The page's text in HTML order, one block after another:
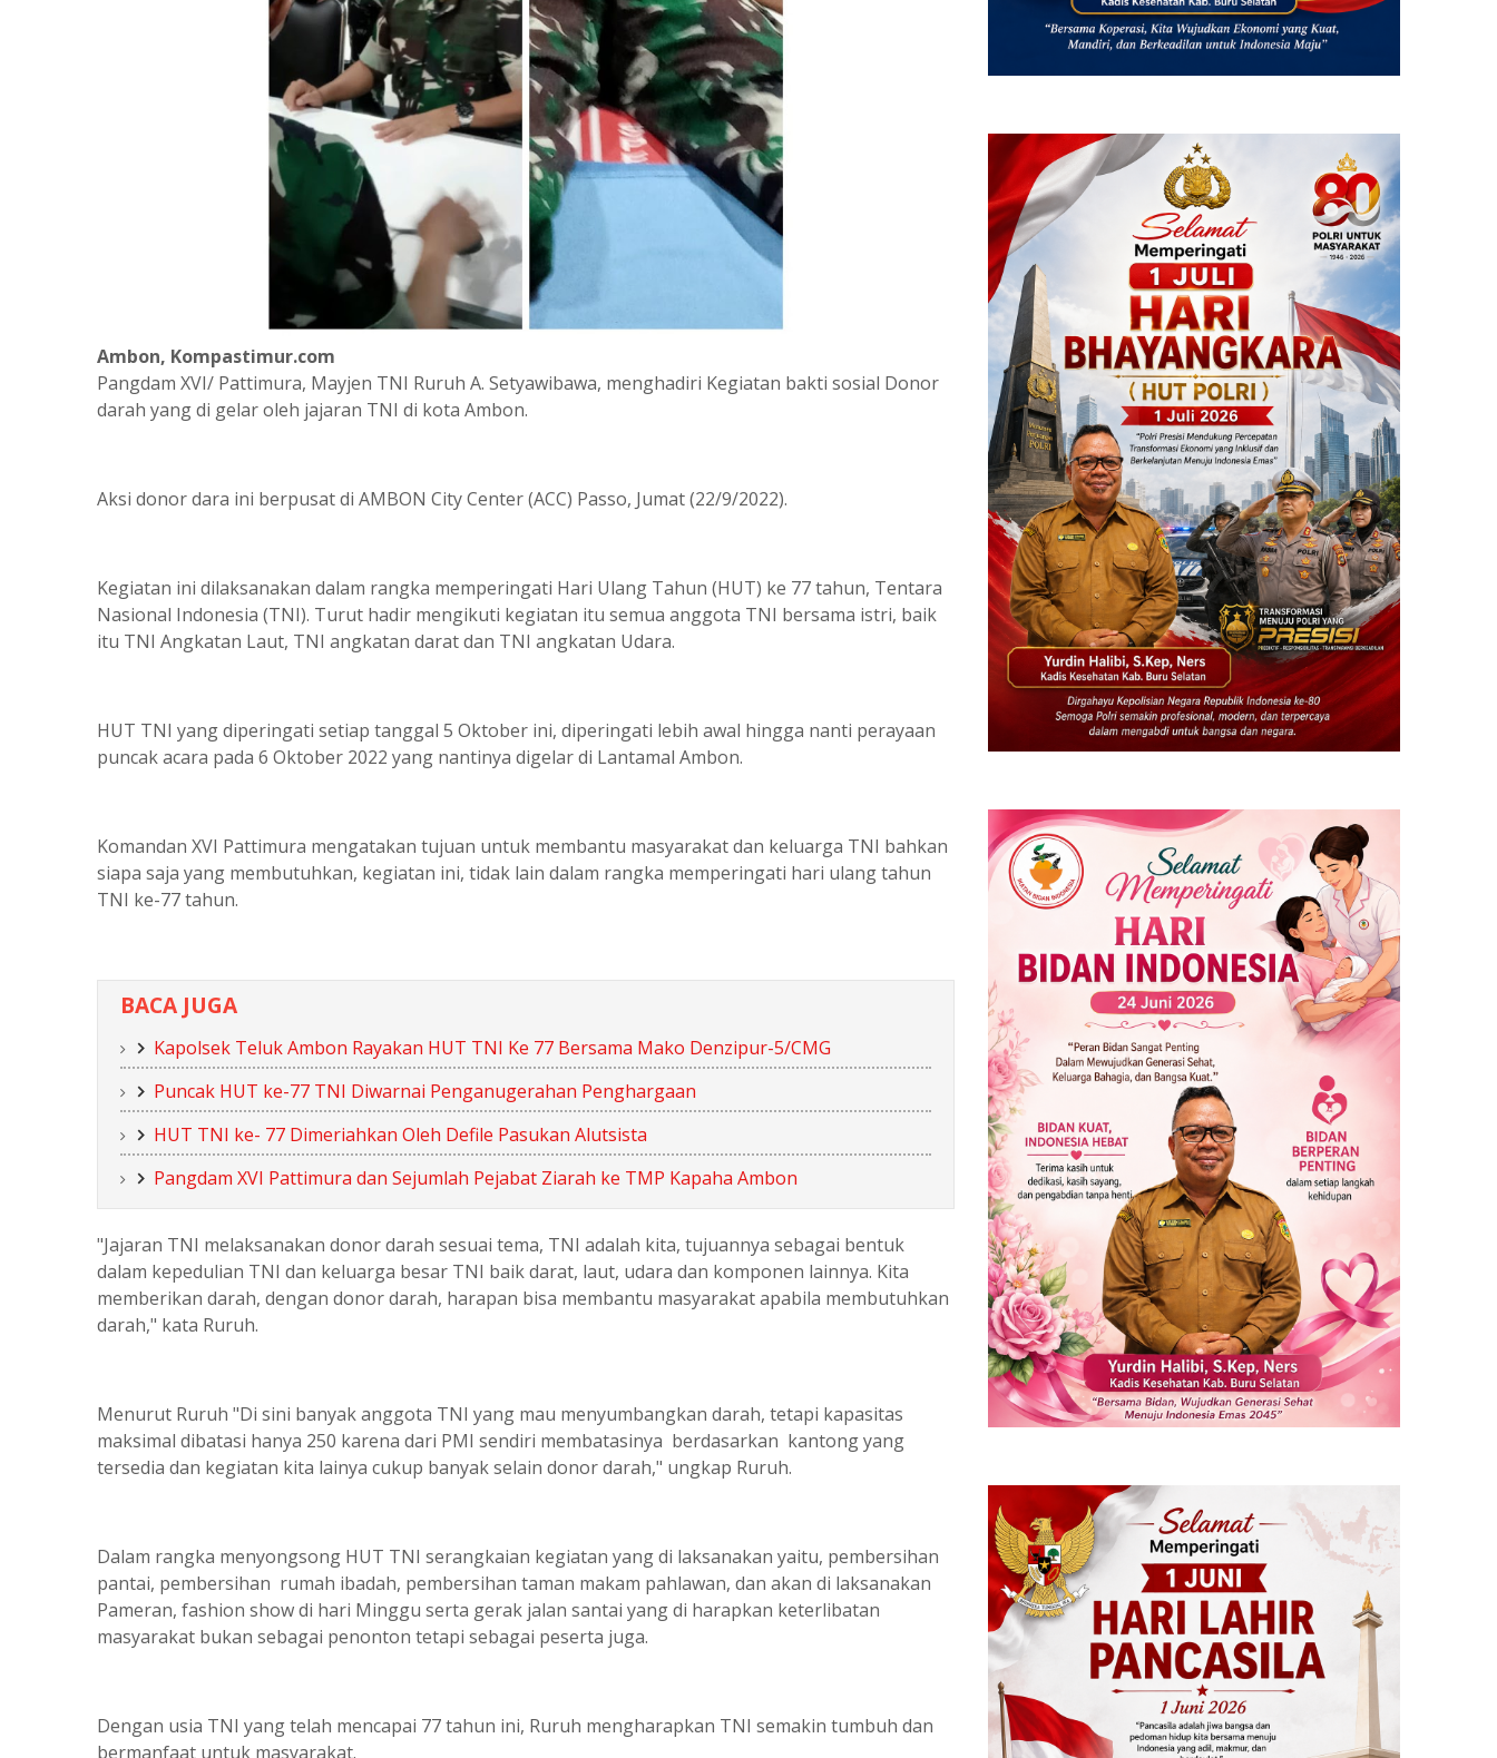
Ambon, Kompastimur.com
Pangdam XVI/ Pattimura, Mayjen TNI Ruruh A. Setyawibawa, menghadiri Kegiatan bakti sosial Donor
darah yang di gelar oleh jajaran TNI di kota Ambon.
Aksi donor dara ini berpusat di AMBON City Center (ACC) Passo, Jumat (22/9/2022).
Kegiatan ini dilaksanakan dalam rangka memperingati Hari Ulang Tahun (HUT) ke 77 tahun, Tentara
Nasional Indonesia (TNI). Turut hadir mengikuti kegiatan itu semua anggota TNI bersama istri, baik
itu TNI Angkatan Laut, TNI angkatan darat dan TNI angkatan Udara.
HUT TNI yang diperingati setiap tanggal 5 Oktober ini, diperingati lebih awal hingga nanti perayaan
puncak acara pada 6 Oktober 2022 yang nantinya digelar di Lantamal Ambon.
Komandan XVI Pattimura mengatakan tujuan untuk membantu masyarakat dan keluarga TNI bahkan
siapa saja yang membutuhkan, kegiatan ini, tidak lain dalam rangka memperingati hari ulang tahun
TNI ke-77 tahun.
BACA JUGA
Kapolsek Teluk Ambon Rayakan HUT TNI Ke 77 Bersama Mako Denzipur-5/CMG
Puncak HUT ke-77 TNI Diwarnai Penganugerahan Penghargaan
HUT TNI ke- 77 Dimeriahkan Oleh Defile Pasukan Alutsista
Pangdam XVI Pattimura dan Sejumlah Pejabat Ziarah ke TMP Kapaha Ambon
"Jajaran TNI melaksanakan donor darah sesuai tema, TNI adalah kita, tujuannya sebagai bentuk
dalam kepedulian TNI dan keluarga besar TNI baik darat, laut, udara dan komponen lainnya. Kita
memberikan darah, dengan donor darah, harapan bisa membantu masyarakat apabila membutuhkan
darah," kata Ruruh.
Menurut Ruruh "Di sini banyak anggota TNI yang mau menyumbangkan darah, tetapi kapasitas
maksimal dibatasi hanya 250 karena dari PMI sendiri membatasinya berdasarkan kantong yang
tersedia dan kegiatan kita lainya cukup banyak selain donor darah," ungkap Ruruh.
Dalam rangka menyongsong HUT TNI serangkaian kegiatan yang di laksanakan yaitu, pembersihan
pantai, pembersihan rumah ibadah, pembersihan taman makam pahlawan, dan akan di laksanakan
Pameran, fashion show di hari Minggu serta gerak jalan santai yang di harapkan keterlibatan
masyarakat bukan sebagai penonton tetapi sebagai peserta juga.
Dengan usia TNI yang telah mencapai 77 tahun ini, Ruruh mengharapkan TNI semakin tumbuh dan
bermanfaat untuk masyarakat.